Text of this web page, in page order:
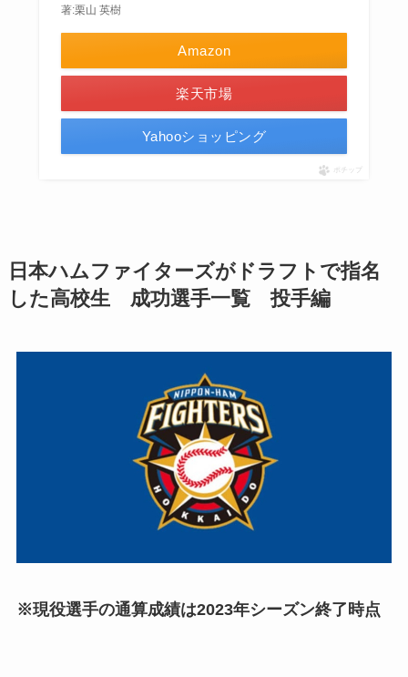
著:栗山 英樹
Amazon
楽天市場
Yahooショッピング
ポチップ
日本ハムファイターズがドラフトで指名
した高校生 成功選手一覧 投手編
※現役選手の通算成績は2023年シーズン終了時点